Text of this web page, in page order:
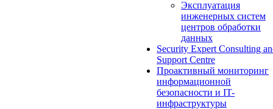
Эксплуатация
инженерных систем
центров обработки
данных
Security Expert Consulting
Support Centre
Проактивный мониторинг
информационной
безопасности и IT-
инфраструктуры